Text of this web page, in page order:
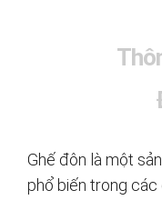
Ghế đôn là một
phổ biến trong các